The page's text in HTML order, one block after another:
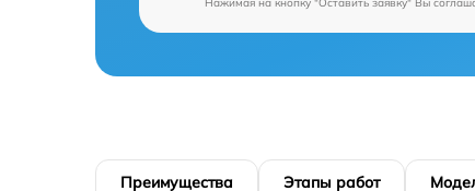
Преимущества Этапы работ